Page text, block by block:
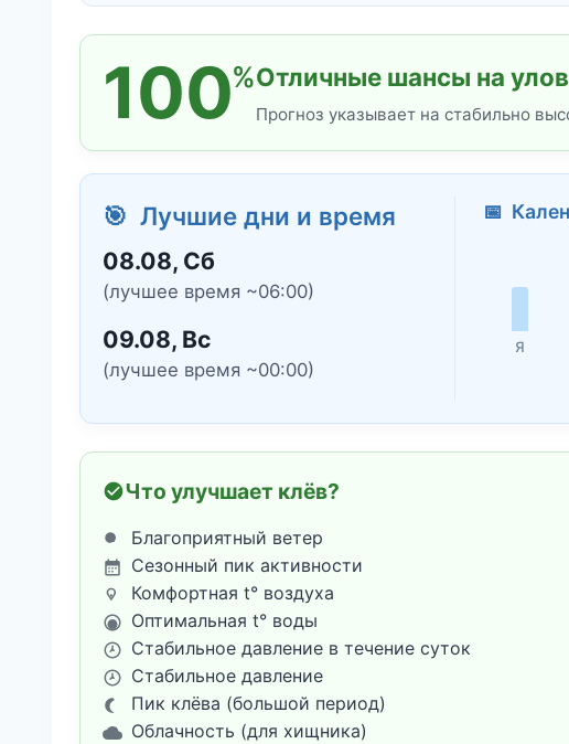
100%Отличные шансы на
Прогноз указывает на стабильно
🎯 Лучшие дни и время
08.08, Сб
(лучшее время ~06:00)
09.08, Вс
(лучшее время ~00:00)
📅
Я
Что улучшает клёв?
Благоприятный ветер
Сезонный пик активности
Комфортная t° воздуха
Оптимальная t° воды
Стабильное давление в течение суток
Стабильное давление
Пик клёва (большой период)
Облачность (для хищника)